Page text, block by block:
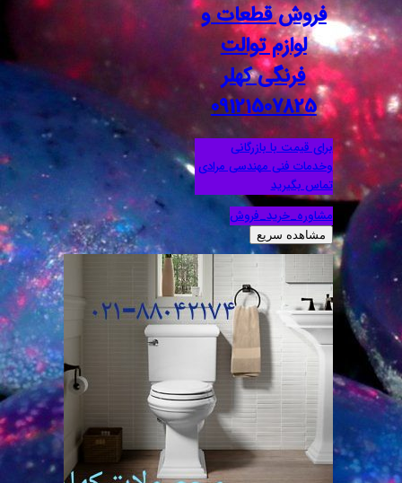
فروش قطعات و
لوازم توالت
فرنگی کهلر
09121507825
برای قیمت با بازرگانی
وخدمات فنی مهندسی مرادی
تماس بگیرید
مشاوره_خرید_فروش
مشاهده سریع